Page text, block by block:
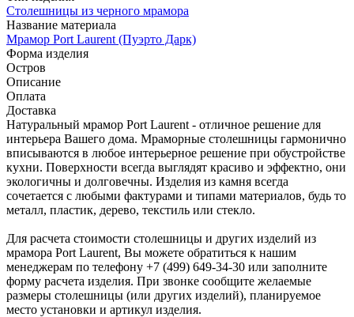
Столешницы из черного мрамора
Название материала
Мрамор Port Laurent (Пуэрто Дарк)
Форма изделия
Остров
Описание
Оплата
Доставка
Натуральный мрамор Port Laurent - отличное решение для
интерьера Вашего дома. Мраморные столешницы гармонично
вписываются в любое интерьерное решение при обустройстве
кухни. Поверхности всегда выглядят красиво и эффектно, они
экологичны и долговечны. Изделия из камня всегда
сочетается с любыми фактурами и типами материалов, будь то
металл, пластик, дерево, текстиль или стекло.
Для расчета стоимости столешницы и других изделий из
мрамора Port Laurent, Вы можете обратиться к нашим
менеджерам по телефону +7 (499) 649-34-30 или заполните
форму расчета изделия. При звонке сообщите желаемые
размеры столешницы (или других изделий), планируемое
место установки и артикул изделия.